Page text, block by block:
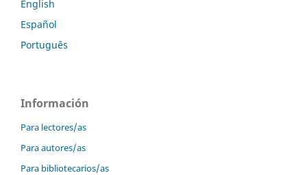
English
Español
Português
Información
Para lectores/as
Para autores/as
Para bibliotecarios/as